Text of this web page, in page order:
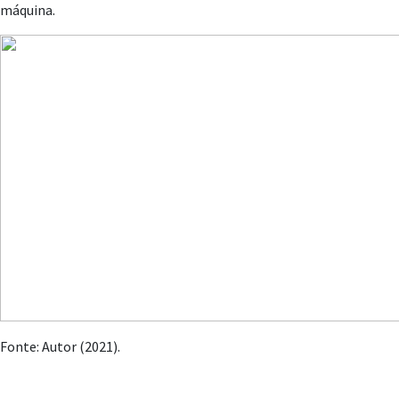
máquina.
Fonte: Autor (2021).